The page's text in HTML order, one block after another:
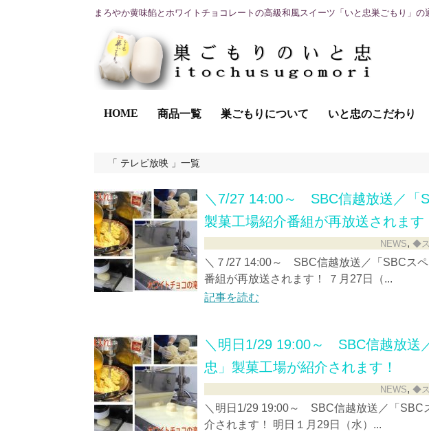
まろやか黄味餡とホワイトチョコレートの高級和風スイーツ「いと忠巣ごもり」の
HOME 商品一覧 巣ごもりについて いと忠のこだわり
テレビ放映 一覧
＼7/27 14:00～ SBC信越放送／「
製菓工場紹介番組が再放送されます
NEWS, ◆ス
＼７/27 14:00～ SBC信越放送／「SBCス
番組が再放送されます！ ７月27日（...
記事を読む
＼明日1/29 19:00～ SBC信越放送
忠」製菓工場が紹介されます！
NEWS, ◆ス
＼明日1/29 19:00～ SBC信越放送／「SBC
介されます！ 明日１月29日（水）...